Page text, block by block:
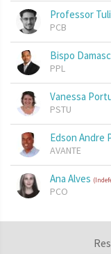
Professor
PCB
Bispo
PPL
Vanessa
PSTU
Edson Andre
AVANTE
Ana Alves
PCO